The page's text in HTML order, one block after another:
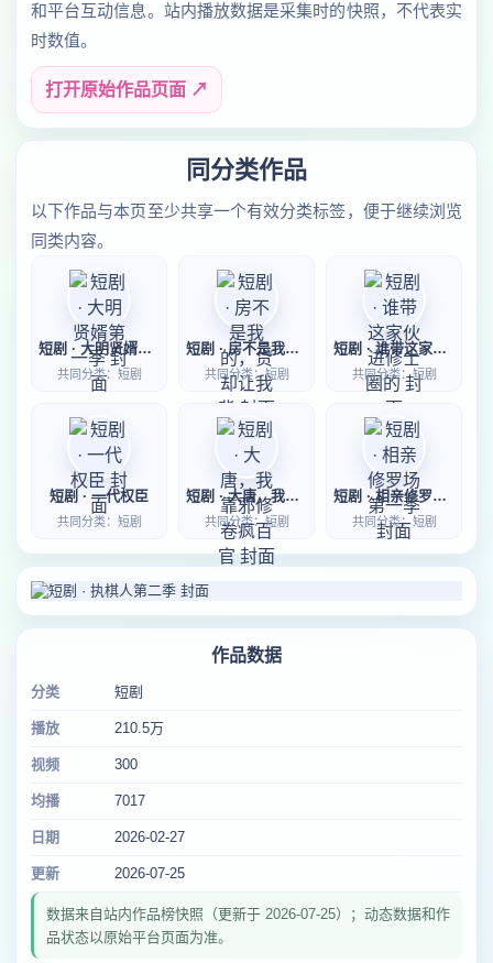
和平台互动信息。站内播放数据是采集时的快照，不代表实
时数值。
打开原始作品页面 ↗
同分类作品
以下作品与本页至少共享一个有效分类标签，便于继续浏览
同类内容。
短剧 · 大明贤婿第一季
共同分类：短剧
短剧 · 房不是我的，贷却让我背
共同分类：短剧
短剧 · 谁带这家伙进修士圈的
共同分类：短剧
短剧 · 一代权臣
共同分类：短剧
短剧 · 大唐，我靠邪修卷疯百官
共同分类：短剧
短剧 · 相亲修罗场第一季
共同分类：短剧
作品数据
分类 短剧
播放 210.5万
视频 300
均播 7017
日期 2026-02-27
更新 2026-07-25
数据来自站内作品榜快照（更新于 2026-07-25）；动态数据和作
品状态以原始平台页面为准。